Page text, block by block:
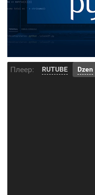
Плеер: RUTUBE Dzen